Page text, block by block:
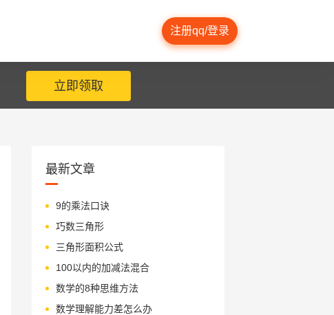
注册qq/登录
立即领取
最新文章
9的乘法口诀
巧数三角形
三角形面积公式
100以内的加减法混合
数学的8种思维方法
数学理解能力差怎么办